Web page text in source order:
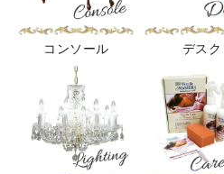
コンソール デスク